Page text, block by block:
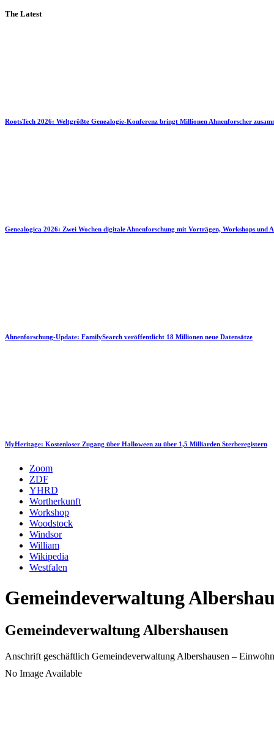
The Latest
RootsTech 2026: Weltgrößte Genealogie-Konferenz bringt Millionen Ahnenforscher
Genealogica 2026: Zwei Wochen digitale Ahnenforschung mit Vorträgen, Workshops und
Ahnenforschung-Update: FamilySearch veröffentlicht 18 Millionen neue Datensätze
MyHeritage: Kostenloser Zugang über Halloween zu über 1,5 Milliarden Sterberegistern
Zoom
ZDF
YHRD
Wortherkunft
Workshop
Woodstock
Windsor
William
Wikipedia
Westfalen
Gemeindeverwaltung
Gemeindeverwaltung Albershausen
Anschrift geschäftlich Gemeindeverwaltung Albershausen –
No Image Available